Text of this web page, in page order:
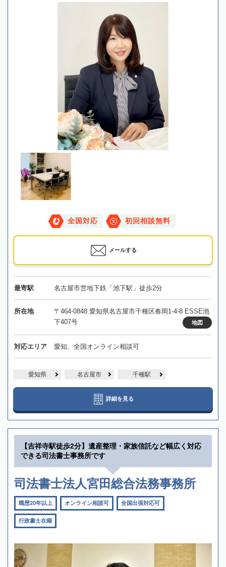
全国対応 初回相談無料
メールする
最寄駅 名古屋市営地下鉄「池下駅」徒歩2分
所在地
〒464-0848 愛知県名古屋市千種区春岡1-4-8 ESSE池
下407号
地図
対応エリア 愛知、全国オンライン相談可
愛知県 名古屋市 千種駅
詳細を見る
【吉祥寺駅徒歩2分】遺産整理・家族信託など幅広く対応
できる司法書士事務所です
司法書士法人宮田総合法務事務所
職歴20年以上 オンライン相談可 全国出張対応可
行政書士在籍